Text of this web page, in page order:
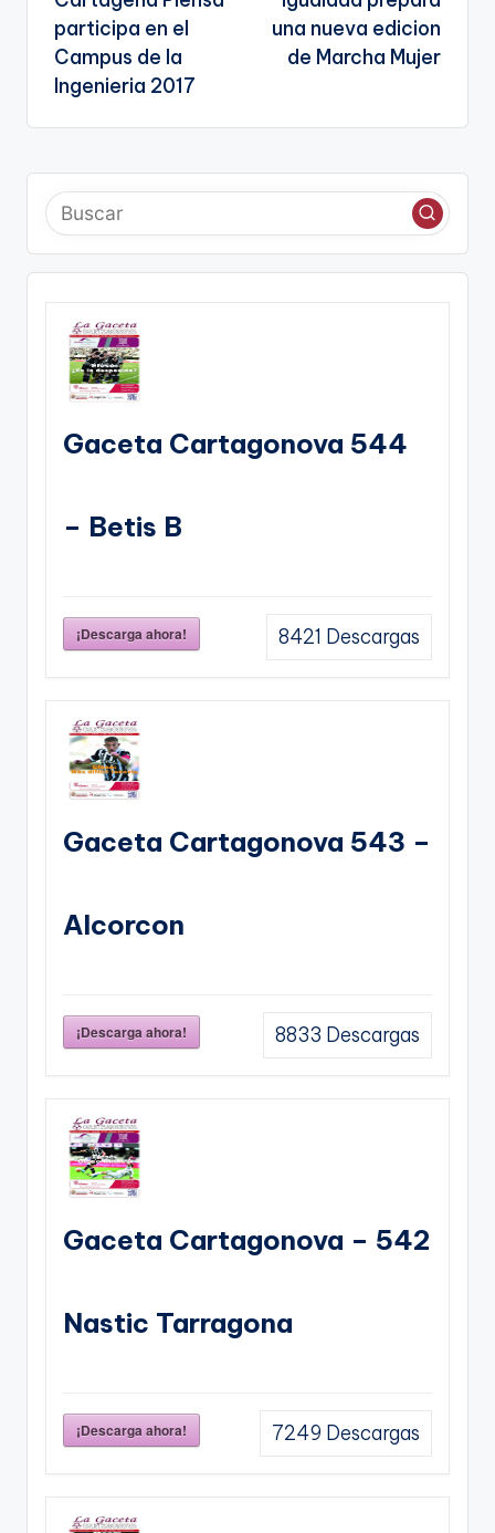
a
te
de
entradas
participa en el
Campus de la
Ingenieria 2017
una nueva edicion
de Marcha Mujer
Gaceta Cartagonova 544
– Betis B
¡Descarga ahora! 8421 Descargas
Gaceta Cartagonova 543 –
Alcorcon
¡Descarga ahora! 8833 Descargas
Gaceta Cartagonova – 542
Nastic Tarragona
¡Descarga ahora! 7249 Descargas